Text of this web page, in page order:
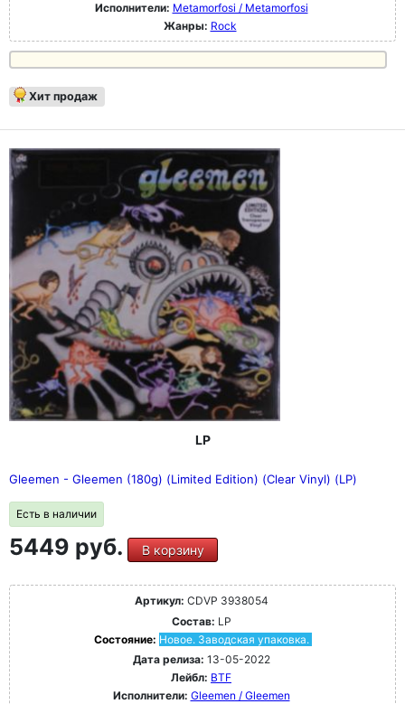
Исполнители: Metamorfosi / Metamorfosi
Жанры: Rock
Хит продаж
LP
Gleemen - Gleemen (180g) (Limited Edition) (Clear Vinyl) (LP)
Есть в наличии
5449 руб. В корзину
Артикул: CDVP 3938054
Состав: LP
Состояние: Новое. Заводская упаковка.
Дата релиза: 13-05-2022
Лейбл: BTF
Исполнители: Gleemen / Gleemen